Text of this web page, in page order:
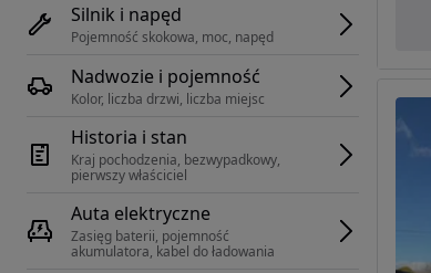
Silnik i napęd
Pojemność skokowa, moc, napęd
Nadwozie i pojemność
Kolor, liczba drzwi, liczba miejsc
Historia i stan
Kraj pochodzenia, bezwypadkowy,
pierwszy właściciel
Auta elektryczne
Zasięg baterii, pojemność
akumulatora, kabel do ładowania